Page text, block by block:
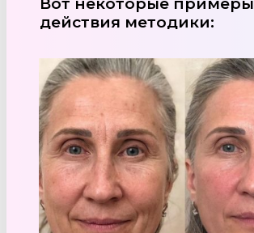
действия методики: